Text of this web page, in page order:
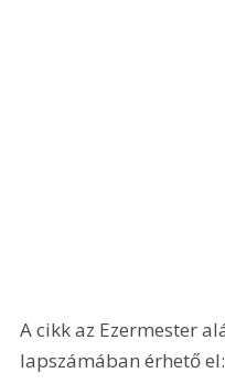
A cikk az Ezermester
lapszámában érhető